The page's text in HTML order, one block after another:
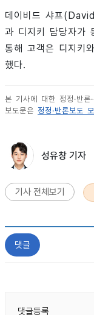
데이비드 샤프
과 디지키 담당자가
통해 고객은 디지키
했다.
본 기사에 대한 정정·반론
보도문은 정정·반론보도
성유창 기자
기사 전체보기
댓글
댓글등록